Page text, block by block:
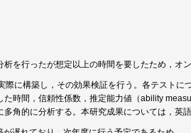
を行ったが想定以上の時間を要したため，オ
際に構築し，その効果検証を行う。各テストに
た時間，信頼性係数，推定能力値（ability
角的に分析する。本研究成果については，英